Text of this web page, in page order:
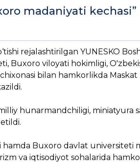
madaniyati
rejalashtirilgan YUNESKO
Buxoro viloyati hokimligi,
bilan hamkorlikda
hunarmandchiligi, miniatyura
Buxoro davlat universiteti
va iqtisodiyot sohalarida